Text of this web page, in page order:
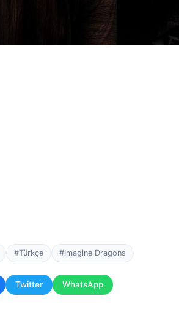
#Türkçe #Imagine Dragons
Twitter WhatsApp